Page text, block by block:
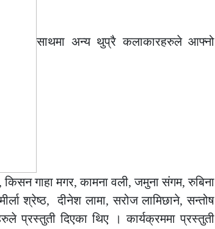
साथमा अन्य थुप्रै कलाकारहरुले आफ्नो
गाहा मगर, कामना वली, जमुना संगम, रुबिना
श्रेष्ठ, दीनेश लामा, सरोज लामिछाने, सन्तोष
प्रस्तुती दिएका थिए । कार्यक्रममा प्रस्तुती